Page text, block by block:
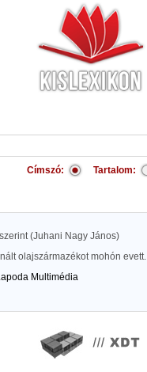
Címszó: Tartalom:
(Juhani Nagy János)
olajszármazékot mohón evett.
Multimédia